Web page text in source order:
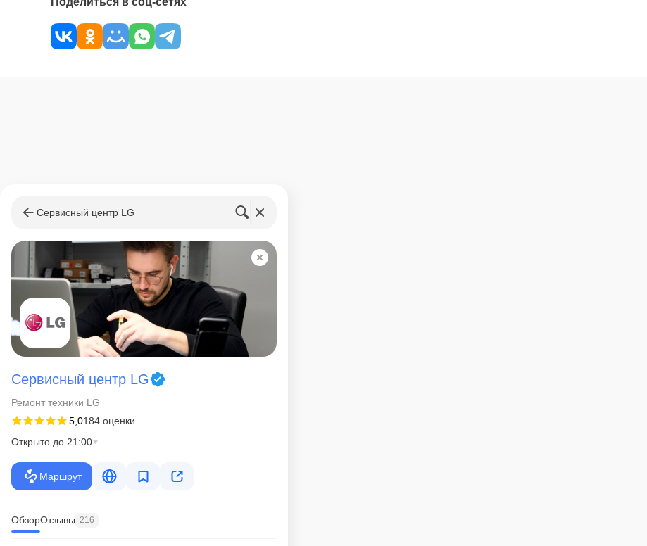
Сервисный центр LG
Сервисный центр LG
Ремонт техники LG
5,0184 оценки
Открыто до 21:00
Маршрут
ОбзорОтзывы 216